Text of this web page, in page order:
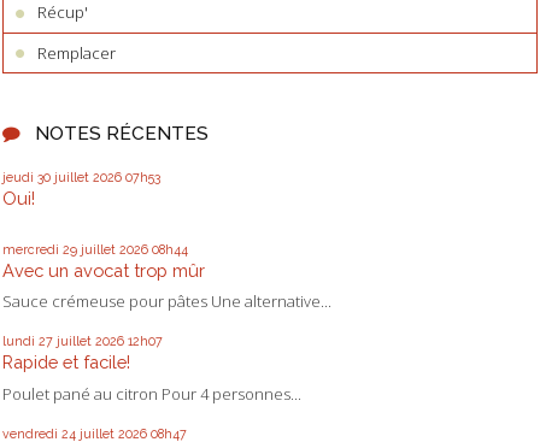
Récup'
Remplacer
NOTES RÉCENTES
jeudi 30 juillet 2026 07h53
Oui!
mercredi 29 juillet 2026 08h44
Avec un avocat trop mûr
Sauce crémeuse pour pâtes Une alternative...
lundi 27 juillet 2026 12h07
Rapide et facile!
Poulet pané au citron Pour 4 personnes...
vendredi 24 juillet 2026 08h47